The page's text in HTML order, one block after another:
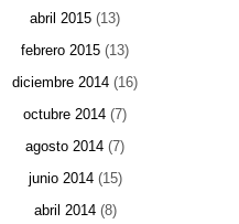
abril 2015 (13)
febrero 2015 (13)
diciembre 2014 (16)
octubre 2014 (7)
agosto 2014 (7)
junio 2014(15)
abril 2014(8)